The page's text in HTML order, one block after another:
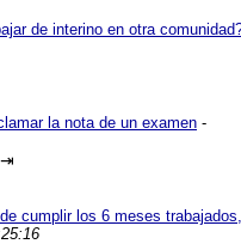
de interino en otra
la nota de un examen -
⇥
cumplir los 6 meses trabajados,